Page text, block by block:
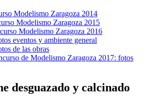
Modelismo Zaragoza 2014
Modelismo Zaragoza 2015
Modelismo Zaragoza 2016
eventos y ambiente general
de las obras
de Modelismo Zaragoza 2017: fotos
desguazado y calcinado